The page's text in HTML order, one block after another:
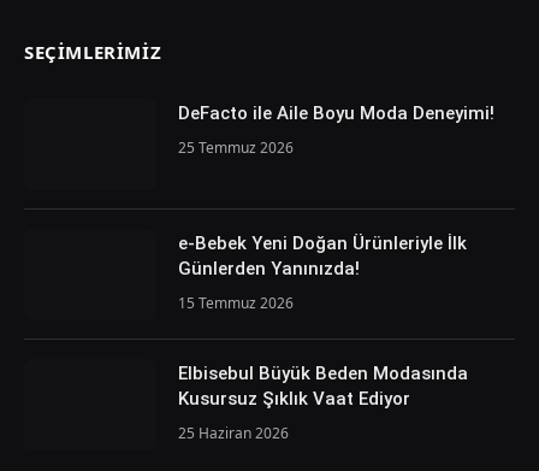
SEÇIMLERIMIZ
DeFacto ile Aile Boyu Moda Deneyimi!
25 Temmuz 2026
e-Bebek Yeni Doğan Ürünleriyle İlk
Günlerden Yanınızda!
15 Temmuz 2026
Elbisebul Büyük Beden Modasında
Kusursuz Şıklık Vaat Ediyor
25 Haziran 2026